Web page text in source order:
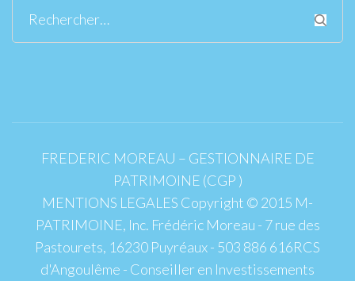
Rechercher :
FREDERIC MOREAU – GESTIONNAIRE DE
PATRIMOINE (CGP )
MENTIONS LEGALES Copyright © 2015 M-
PATRIMOINE, Inc. Frédéric Moreau - 7 rue des
Pastourets, 16230 Puyréaux - 503 886 616RCS
d'Angoulême - Conseiller en Investissements